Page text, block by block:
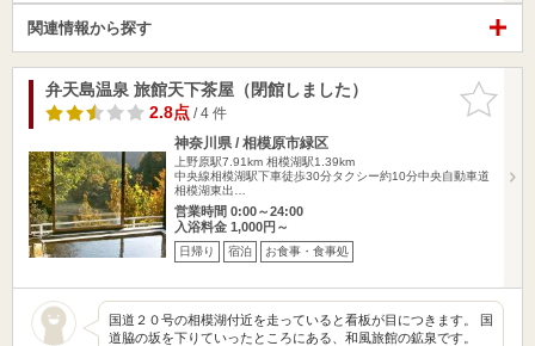
関連情報から探す
お気に入
りに追加
弁天島温泉 旅館天下茶屋（閉館しました）
2.8点/ 4 件
神奈川県 / 相模原市緑区
上野原駅7.91km 相模湖駅1.39km
中央線相模湖駅下車徒歩30分タクシー約10分中央自動車道
相模湖東出…
営業時間 0:00～24:00
入浴料金 1,000円～
日帰り 宿泊 お食事・食事処
国道２０号の相模湖付近を走っていると看板が目につきます。 国
道脇の坂を下りていったところにある、和風旅館の鉱泉です。